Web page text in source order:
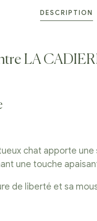
DESCRIPTION
LA
chat apporte
une touche
de liberté et sa